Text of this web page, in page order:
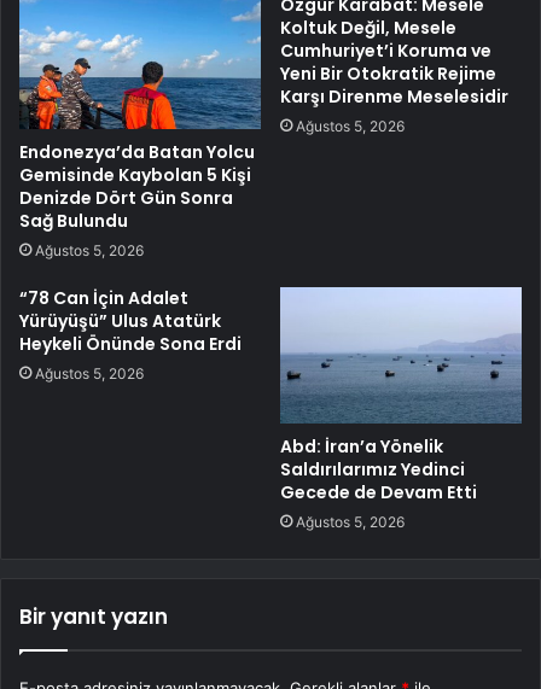
Endonezya’da Batan Yolcu
Gemisinde Kaybolan 5 Kişi
Denizde Dört Gün Sonra
Sağ Bulundu
Ağustos 5, 2026
Koltuk Değil, Mesele
Cumhuriyet’i Koruma ve
Yeni Bir Otokratik Rejime
Karşı Direnme Meselesidir
Ağustos 5, 2026
“78 Can İçin Adalet
Yürüyüşü” Ulus Atatürk
Heykeli Önünde Sona Erdi
Ağustos 5, 2026
Abd: İran’a Yönelik
Saldırılarımız Yedinci
Gecede de Devam Etti
Ağustos 5, 2026
Bir yanıt yazın